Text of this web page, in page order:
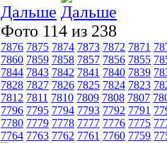
Дальше
Фото 114 из 238
7876 7875 7874 7873 7872 7871
7860 7859 7858 7857 7856 7855
7844 7843 7842 7841 7840 7839
7828 7827 7826 7825 7824 7823
7812 7811 7810 7809 7808 7807
7796 7795 7794 7793 7792 7791
7780 7779 7778 7777 7776 7775
7764 7763 7762 7761 7760 7759